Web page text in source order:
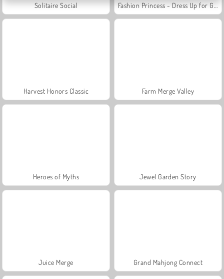
Solitaire Social Fashion Princess - Dress Up for Girls
Harvest Honors Classic Farm Merge Valley
Heroes of Myths Jewel Garden Story
Juice Merge Grand Mahjong Connect